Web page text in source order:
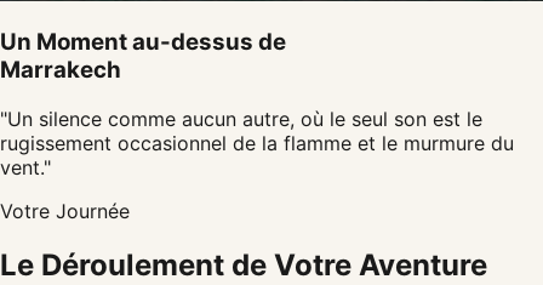
Un Moment au-dessus de
Marrakech
"Un silence comme aucun autre, où le seul son est le
rugissement occasionnel de la flamme et le murmure du
vent."
Votre Journée
Le Déroulement de Votre Aventure